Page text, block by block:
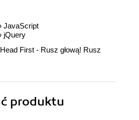
JavaScript
jQuery
Head First - Rusz głową! Rusz
produktu